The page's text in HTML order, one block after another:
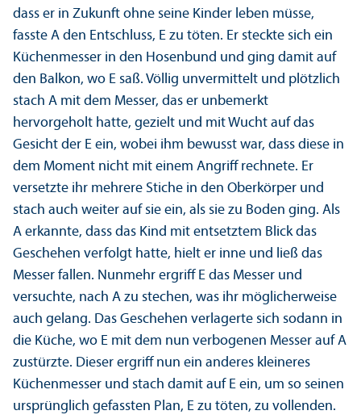
dass er in Zukunft ohne seine Kinder leben müsse,
fasste A den Entschluss, E zu töten. Er steckte sich ein
Küchenmesser in den Hosenbund und ging damit auf
den Balkon, wo E saß. Völlig unvermittelt und plötzlich
stach A mit dem Messer, das er unbemerkt
hervorgeholt hatte, gezielt und mit Wucht auf das
Gesicht der E ein, wobei ihm bewusst war, dass diese in
dem Moment nicht mit einem Angriff rechnete. Er
versetzte ihr mehrere Stiche in den Oberkörper und
stach auch weiter auf sie ein, als sie zu Boden ging. Als
A erkannte, dass das Kind mit entsetztem Blick das
Geschehen verfolgt hatte, hielt er inne und ließ das
Messer fallen. Nunmehr ergriff E das Messer und
versuchte, nach A zu stechen, was ihr möglicherweise
auch gelang. Das Geschehen verlagerte sich sodann in
die Küche, wo E mit dem nun verbogenen Messer auf A
zustürzte. Dieser ergriff nun ein anderes kleineres
Küchenmesser und stach damit auf E ein, um so seinen
ursprünglich gefassten Plan, E zu töten, zu vollenden.